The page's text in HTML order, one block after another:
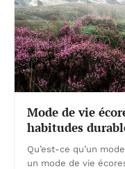
Mode de vie
habitudes
Qu’est-ce qu’un
un mode de vie